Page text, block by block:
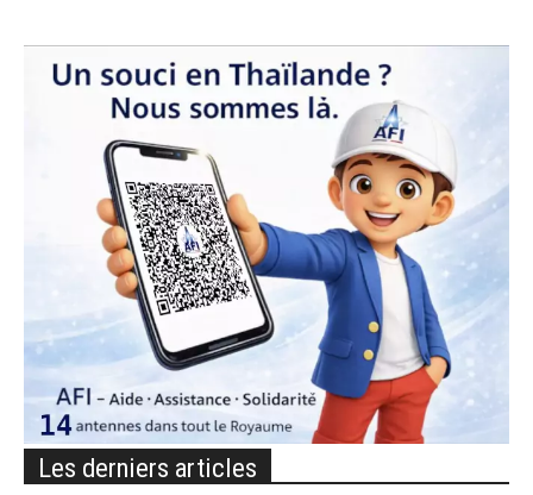
Les derniers articles